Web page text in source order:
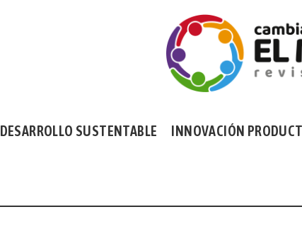
DESARROLLO SUSTENTABLE INNOVACIÓN